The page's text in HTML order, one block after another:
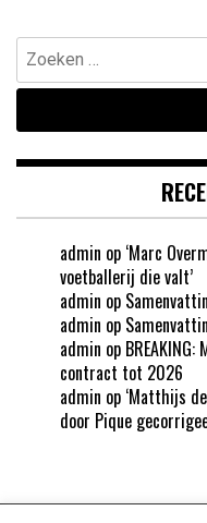
Zoeken
naar:
admin op ‘Marc
voetballerij die valt’
admin op
admin op
admin op
contract tot 2026
admin op ‘Matthijs
door Pique